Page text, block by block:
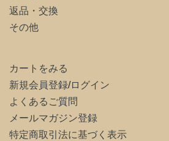
返品・交換
その他
カートをみる
新規会員登録/ログイン
よくあるご質問
メールマガジン登録
特定商取引法に基づく表示